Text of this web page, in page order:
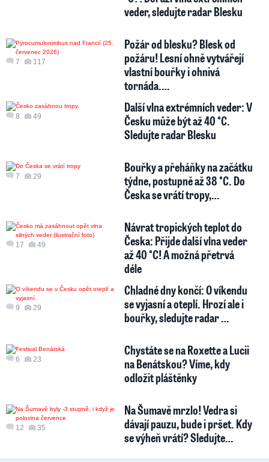
veder, sledujte radar Blesku
7 117
Požár od blesku? Blesk od
požáru! Lesní ohně vytvářejí
vlastní bouřky i ohnivá
tornáda.…
8 49
Další vlna extrémních veder: V
Česku může být až 40 °C.
Sledujte radar Blesku
7 29
Bouřky a přeháňky na začátku
týdne, postupně až 38 °C. Do
Česka se vrátí tropy,…
17 49
Návrat tropických teplot do
Česka: Přijde další vlna veder
až 40 °C! A možná přetrvá
déle
9 29
Chladné dny končí: O víkendu
se vyjasní a oteplí. Hrozí ale i
bouřky, sledujte radar …
6 23
Chystáte se na Roxette a Lucii
na Benátskou? Víme, kdy
odložit pláštěnky
12 35
Na Šumavě mrzlo! Vedra si
dávají pauzu, bude i pršet. Kdy
se výheň vrátí? Sledujte…